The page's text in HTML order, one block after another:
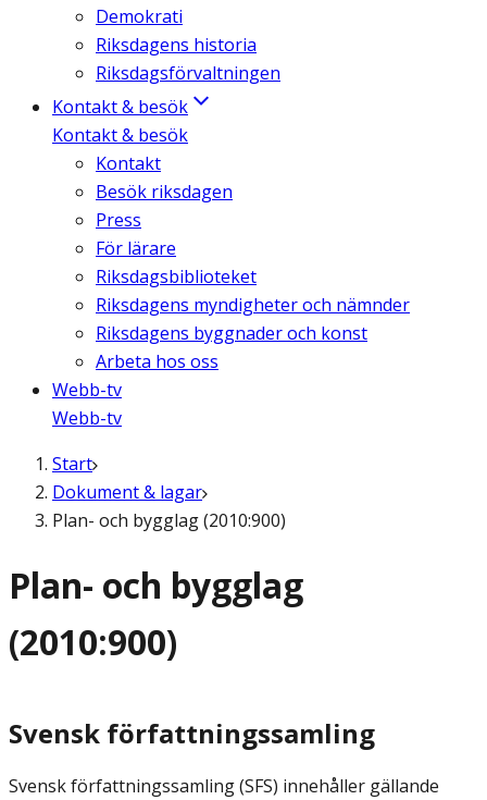
Demokrati
Riksdagens historia
Riksdagsförvaltningen
Kontakt & besök
Kontakt & besök
Kontakt
Besök riksdagen
Press
För lärare
Riksdagsbiblioteket
Riksdagens myndigheter och nämnder
Riksdagens byggnader och konst
Arbeta hos oss
Webb-tv
Webb-tv
Start
Dokument & lagar
Plan- och bygglag (2010:900)
Plan- och bygglag
(2010:900)
Svensk författningssamling
Svensk författningssamling (SFS) innehåller gällande